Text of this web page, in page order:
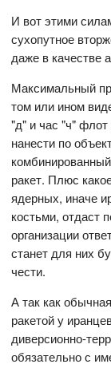
И вот этими
сухопутное
даже в качестве
Максимальный
том или ином
"д" и час "ч"
нанести по
ракет. Плюс
ядерных, иначе
костьми, отдаст
организации
станет для них
чести.
А так как
ракетой у
диверсионно-
обязательно с